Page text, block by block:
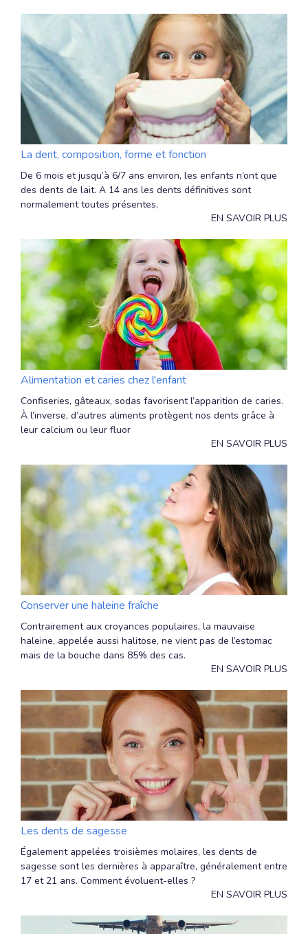
La dent, composition, forme et fonction
De 6 mois et jusqu’à 6/7 ans environ, les enfants n’ont que
des dents de lait. A 14 ans les dents définitives sont
normalement toutes présentes,
EN SAVOIR PLUS
Alimentation et caries chez l'enfant
Confiseries, gâteaux, sodas favorisent l’apparition de caries.
À l’inverse, d’autres aliments protègent nos dents grâce à
leur calcium ou leur fluor
EN SAVOIR PLUS
Conserver une haleine fraîche
Contrairement aux croyances populaires, la mauvaise
haleine, appelée aussi halitose, ne vient pas de l’estomac
mais de la bouche dans 85% des cas.
EN SAVOIR PLUS
Les dents de sagesse
Également appelées troisièmes molaires, les dents de
sagesse sont les dernières à apparaître, généralement entre
17 et 21 ans. Comment évoluent-elles ?
EN SAVOIR PLUS